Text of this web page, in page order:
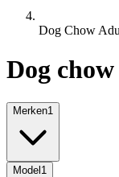
Dog Chow
Dog
Merken1
Model 1